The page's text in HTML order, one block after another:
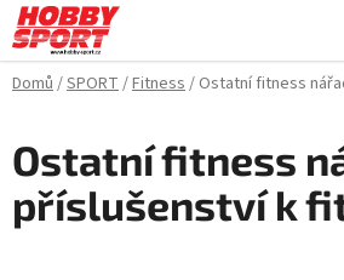
Přejít
na
obsah
Domů/SPORT/Fitness/ Ostatní fitness
Ostatní fitness
příslušenství k